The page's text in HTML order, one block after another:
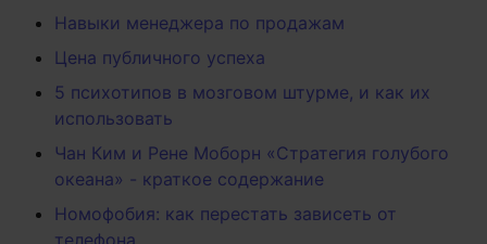
Навыки менеджера по продажам
Цена публичного успеха
5 психотипов в мозговом штурме, и как их
использовать
Чан Ким и Рене Моборн «Стратегия голубого
океана» - краткое содержание
Номофобия: как перестать зависеть от
телефона